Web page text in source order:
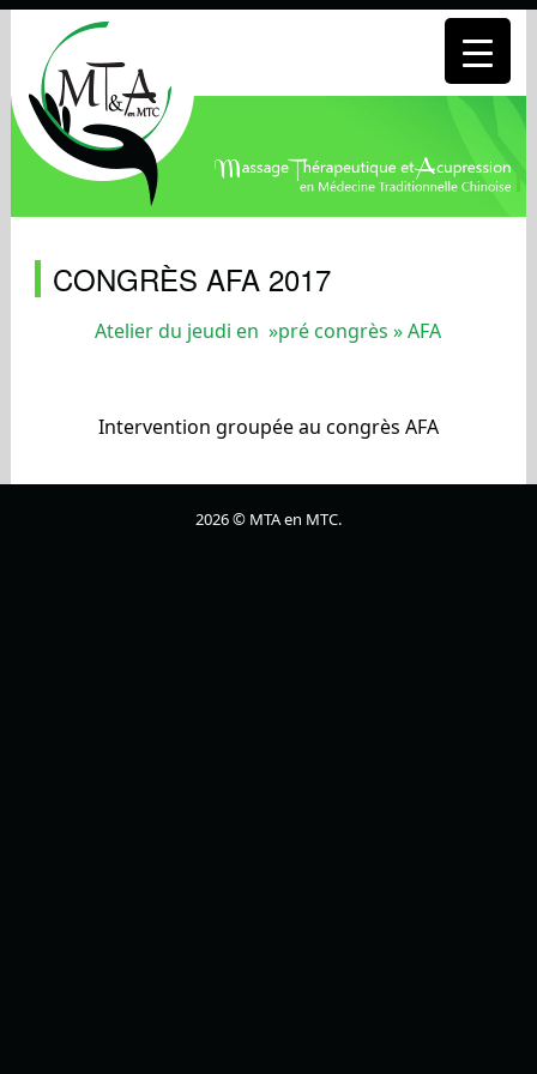
CONGRÈS AFA 2017
Atelier du jeudi en »pré congrès » AFA
Intervention groupée au congrès AFA
2026 © MTA en MTC.